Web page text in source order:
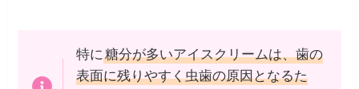
特に糖分が多いアイスクリームは、歯の
表面に残りやすく虫歯の原因となるた